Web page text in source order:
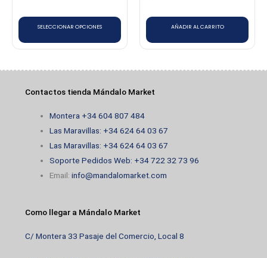
SELECCIONAR OPCIONES
en
página
producto
AÑADIR AL CARRITO
Contactos tienda Mándalo Market
Montera +34 604 807 484
Las Maravillas: +34 624 64 03 67
Las Maravillas: +34 624 64 03 67
Soporte Pedidos Web: +34 722 32 73 96
Email:info@mandalomarket.com
Como llegar a Mándalo Market
C/ Montera 33 Pasaje del Comercio, Local 8